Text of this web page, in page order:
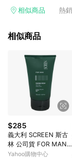
電玩/遊戲/相機/單眼/
的購回饋活動享
3. 訂單回饋金額將扣
價券等虛擬貨幣折抵
有相關事證認定您為
相關認定以Yahoo購
相似商品 熱
相似商品
$285
義大利 SCREEN 斯古
林 公司貨 FOR MAN
男士護鬚類 刮鬍霜100
Yahoo購物中心